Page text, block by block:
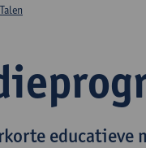
educatieve
Talen